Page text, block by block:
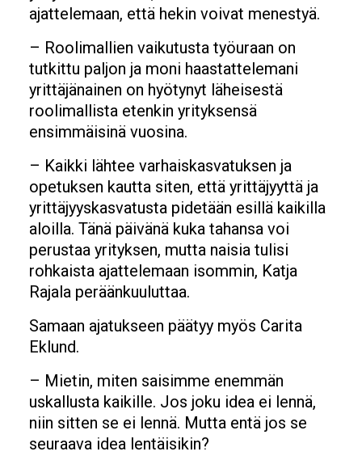
ajattelemaan, että hekin voivat menestyä.
– Roolimallien vaikutusta työuraan on
tutkittu paljon ja moni haastattelemani
yrittäjänainen on hyötynyt läheisestä
roolimallista etenkin yrityksensä
ensimmäisinä vuosina.
– Kaikki lähtee varhaiskasvatuksen ja
opetuksen kautta siten, että yrittäjyyttä ja
yrittäjyyskasvatusta pidetään esillä kaikilla
aloilla. Tänä päivänä kuka tahansa voi
perustaa yrityksen, mutta naisia tulisi
rohkaista ajattelemaan isommin, Katja
Rajala peräänkuuluttaa.
Samaan ajatukseen päätyy myös Carita
Eklund.
– Mietin, miten saisimme enemmän
uskallusta kaikille. Jos joku idea ei lennä,
niin sitten se ei lennä. Mutta entä jos se
seuraava idea lentäisikin?